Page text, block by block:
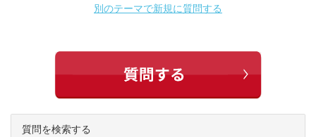
別のテーマで新規に質問する
質問を検索する